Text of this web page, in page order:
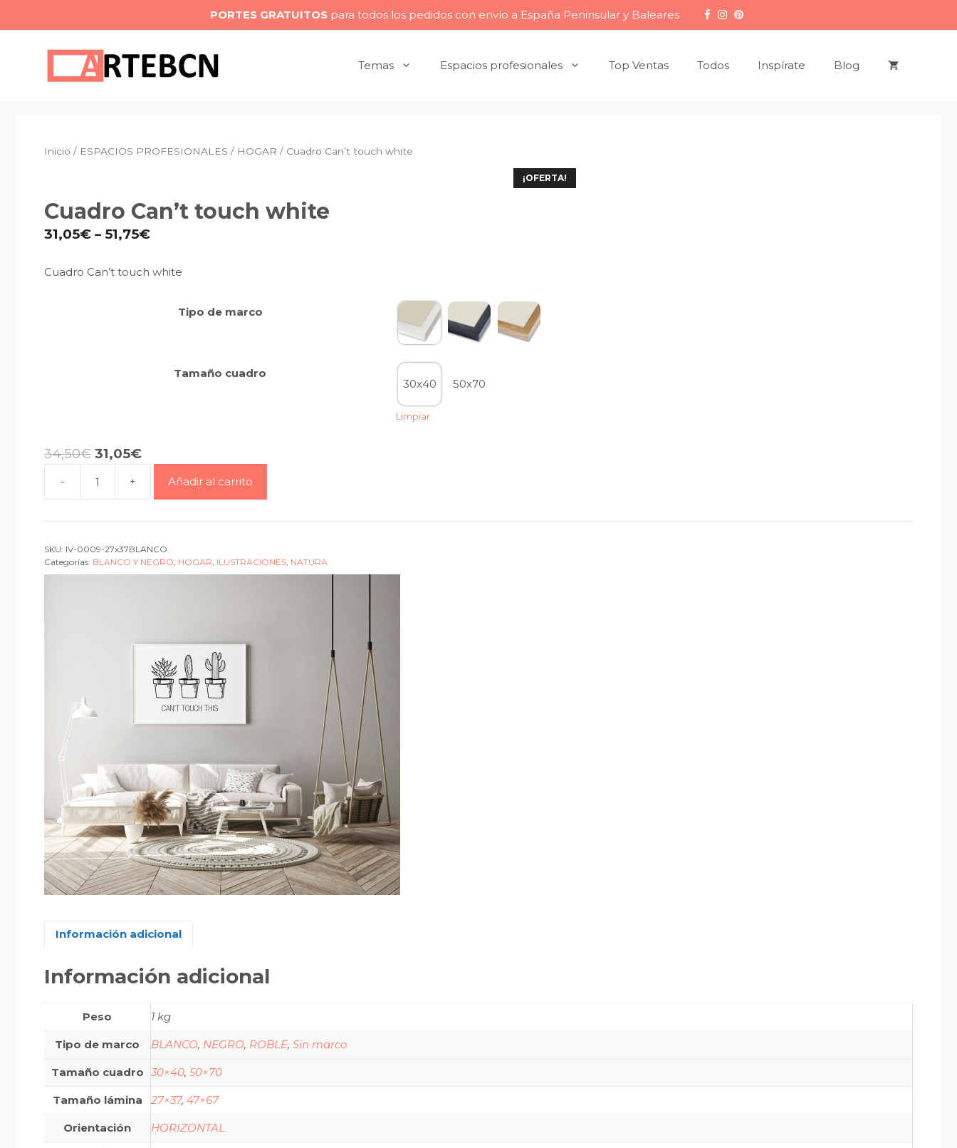
PORTES GRATUITOSpara todos los pedidos con envío a España Peninsular y Baleares
Temas Espacios profesionales Top Ventas Todos Inspírate Blog
Inicio / ESPACIOS PROFESIONALES / HOGAR / Cuadro Can’t touch white
¡OFERTA!
Cuadro Can’t touch white
31,05€ – 51,75€
Cuadro Can’t touch white
Tipo de marco
Tamaño cuadro
30x40 50x70
Limpiar
34,50€ 31,05€
-
Can't
touch
cantidad
+ Añadir al carrito
SKU: IV-0009-27x37BLANCO
Categorías: BLANCO Y NEGRO, HOGAR, ILUSTRACIONES, NATURA
Información adicional
Información adicional
Peso 1 kg
Tipo de marco BLANCO, NEGRO, ROBLE, Sin marco
Tamaño cuadro 30×40, 50×70
Tamaño lámina 27×37, 47×67
Orientación HORIZONTAL